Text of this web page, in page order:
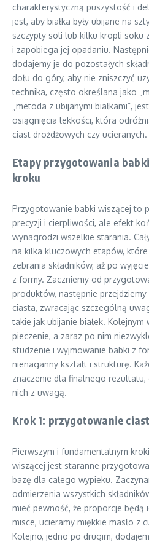
charakterystyczną puszystość i
jest, aby białka były ubijane na
szczypty soli lub kilku kropli soku
i zapobiega jej opadaniu.
dodajemy je do pozostałych
dołu do góry, aby nie zniszczyć
technika, często określana jako
„metoda z ubijanymi białkami”,
osiągnięcia lekkości, która
ciast drożdżowych czy ucieranych.
Etapy przygotowania
kroku
Przygotowanie babki wiszącej to
precyzji i cierpliwości, ale efekt
wynagrodzi wszelkie starania.
na kilka kluczowych etapów,
zebrania składników, aż po
z formy. Zaczniemy od
produktów, następnie
ciasta, zwracając szczególną
takie jak ubijanie białek.
pieczenie, a zaraz po nim
studzenie i wyjmowanie babki z
nienaganny kształt i strukturę.
znaczenie dla finalnego
nich z uwagą.
Krok 1: przygotowanie
Pierwszym i fundamentalnym
wiszącej jest staranne
bazę dla całego wypieku.
odmierzenia wszystkich
mieć pewność, że proporcje będą
misce, ucieramy miękkie masło z
Kolejno, jedno po drugim,